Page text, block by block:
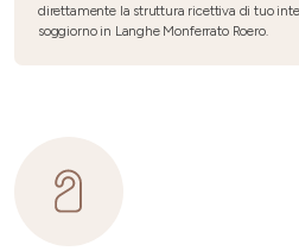
direttamente la struttura ricettiva di tuo
soggiorno in Langhe Monferrato Roero.